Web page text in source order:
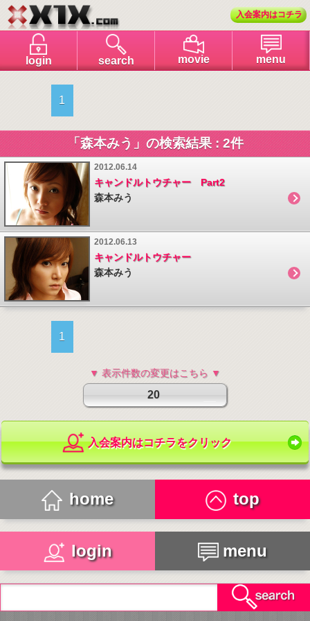
入会案内はコチラ
login search movie menu
1
「森本みう」の検索結果 : 2件
2012.06.14
キャンドルトウチャー Part2
森本みう
2012.06.13
キャンドルトウチャー
森本みう
1
▼ 表示件数の変更はこちら ▼
20
入会案内はコチラをクリック
home top
login menu